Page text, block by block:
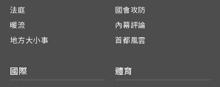
法庭
暖流
地方大小事
國會攻防
內幕評論
首都風雲
國際 體育